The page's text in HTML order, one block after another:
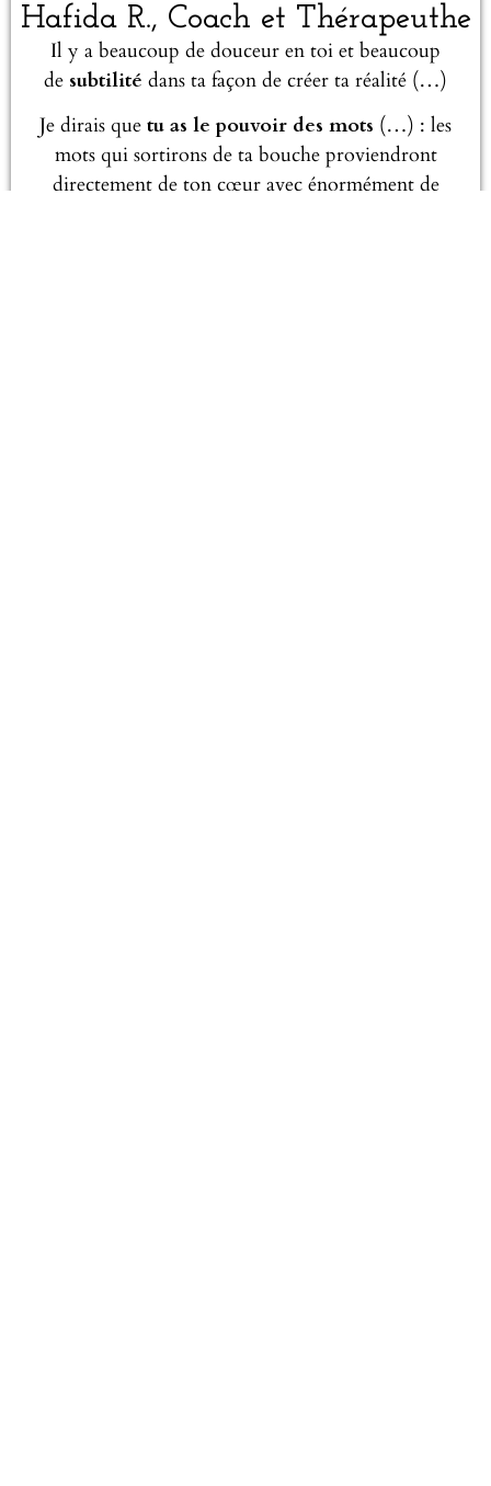
Hafida R., Coach et Thérapeuthe
Il y a beaucoup de douceur en toi et beaucoup
de subtilité dans ta façon de créer ta réalité (…)
Je dirais que tu as le pouvoir des mots (…) : les
mots qui sortirons de ta bouche proviendront
directement de ton cœur avec énormément de